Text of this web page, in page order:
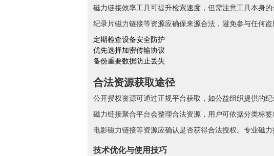
磁力链接效率工具可提升检索速度，但需注意工具本身
纪录片磁力链接等资源应确保来源合法，避免参与任何
定期检查设备安全防护
优先选择加密传输协议
备份重要数据防止丢失
合法资源获取途径
公开授权资源可通过正规平台获取，如公益组织提供的
磁力链接聚合平台会整理合法资源，用户可依据分类标
电影磁力链接等资源应确认是否获得合法授权。专业磁
技术优化与使用技巧